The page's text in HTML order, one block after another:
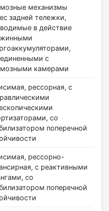
механизмы
задней тележки,
в действие
с
камерами
рессорная, с
со
поперечной
рессорно-
с реактивными
со
поперечной